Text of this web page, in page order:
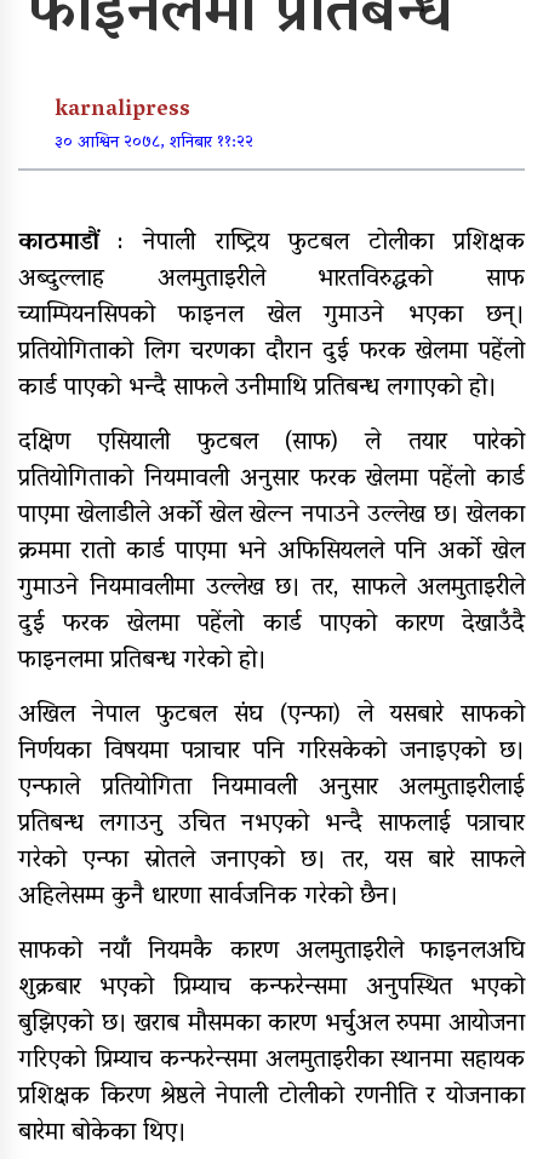
खुर्रा खोलाको पुल ४ वर्षदेखि अलपत्र
व्यक्तिगत लगानीमा भगवान शिवको मूर्ति
स्थापना
अन्तर जिल्ला पालिकास्तरीय समन्वय
बैठक महाबुधाममा सम्पन्न
यौनिक तथा लैङ्गिक अल्पसंख्यक
बालबालिका तथा समुदायका मुद्दाका
विषयमा शिक्षकहरुलाई तालिम
राष्ट्रपति रनिङ शिल्डको जिल्ला स्तरीय
प्रतियोगिता सुरु
गर्भवतीको हेलिकप्टरबाट उद्धार
आर्थिक गणनाकाे लागि खटिए गणक
आजदेखि देशभर आर्थिक गणना सुरु हुँदै
एम्बुलेन्स दुर्घटना : दुईको मृत्यु,दुई
घाइते
सामुदायिक विद्यालयलाई
फुटबल हस्तान्तरण
karnalipress
३० आश्विन २०७८, शनिबार ११:२२
काठमाडौं: नेपाली राष्ट्रिय फुटबल टोलीका प्रशिक्षक
अब्दुल्लाह अलमुताइरीले भारतविरुद्धको साफ
च्याम्पियनसिपको फाइनल खेल गुमाउने भएका छन्।
प्रतियोगिताको लिग चरणका दौरान दुई फरक खेलमा पहेंलो
कार्ड पाएको भन्दै साफले उनीमाथि प्रतिबन्ध लगाएको हो।
दक्षिण एसियाली फुटबल (साफ) ले तयार पारेको
प्रतियोगिताको नियमावली अनुसार फरक खेलमा पहेंलो कार्ड
पाएमा खेलाडीले अर्को खेल खेल्न नपाउने उल्लेख छ। खेलका
क्रममा रातो कार्ड पाएमा भने अफिसियलले पनि अर्को खेल
गुमाउने नियमावलीमा उल्लेख छ। तर, साफले अलमुताइरीले
दुई फरक खेलमा पहेंलो कार्ड पाएको कारण देखाउँदै
फाइनलमा प्रतिबन्ध गरेको हो।
अखिल नेपाल फुटबल संघ (एन्फा) ले यसबारे साफको
निर्णयका विषयमा पत्राचार पनि गरिसकेको जनाइएको छ।
एन्फाले प्रतियोगिता नियमावली अनुसार अलमुताइरीलाई
प्रतिबन्ध लगाउनु उचित नभएको भन्दै साफलाई पत्राचार
गरेको एन्फा स्रोतले जनाएको छ। तर, यस बारे साफले
अहिलेसम्म कुनै धारणा सार्वजनिक गरेको छैन।
साफको नयाँ नियमकै कारण अलमुताइरीले फाइनलअघि
शुक्रबार भएको प्रिम्याच कन्फरेन्समा अनुपस्थित भएको
बुझिएको छ। खराब मौसमका कारण भर्चुअल रुपमा आयोजना
गरिएको प्रिम्याच कन्फरेन्समा अलमुताइरीका स्थानमा सहायक
प्रशिक्षक किरण श्रेष्ठले नेपाली टोलीको रणनीति र योजनाका
बारेमा बोकेका थिए।